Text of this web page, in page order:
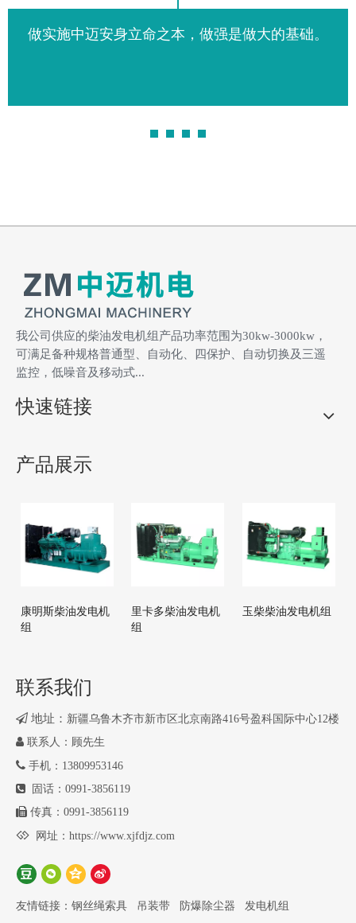
做实施中迈安身立命之本，做强是做大的基础。
我公司供应的柴油发电机组产品功率范围为30kw-3000kw，
可满足备种规格普通型、自动化、四保护、自动切换及三遥
监控，低噪音及移动式...
快速链接
产品展示
康明斯柴油发电机
组
里卡多柴油发电机
组
玉柴柴油发电机组
联系我们
 地址： 新疆乌鲁木齐市新市区北京南路416号盈科国际中心12楼
 联系人：顾先生
 手机：13809953146
 固话：0991-3856119
 传真：0991-3856119

网址： https://www.xjfdjz.com
友情链接： 钢丝绳索具 吊装带 防爆除尘器 发电机组